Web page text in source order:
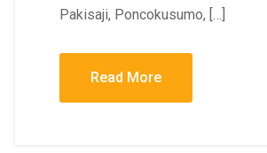
Pakisaji, Poncokusumo, […]
Read More